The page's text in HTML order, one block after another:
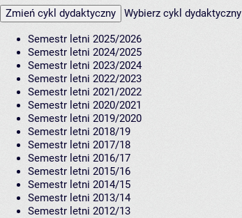
Zmień cykl dydaktyczny Wybierz cykl dydaktyczny
Semestr letni 2025/2026
Semestr letni 2024/2025
Semestr letni 2023/2024
Semestr letni 2022/2023
Semestr letni 2021/2022
Semestr letni 2020/2021
Semestr letni 2019/2020
Semestr letni 2018/19
Semestr letni 2017/18
Semestr letni 2016/17
Semestr letni 2015/16
Semestr letni 2014/15
Semestr letni 2013/14
Semestr letni 2012/13